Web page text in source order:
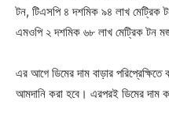
টন, টিএসপি ৪ দশমিক ৯৪ লাখ মেট্রিক
এমওপি ২ দশমিক ৬৮ লাখ মেট্রিক টন
এর আগে ডিমের দাম বাড়ার
আমদানি করা হবে। এরপরই ডিমের দাম